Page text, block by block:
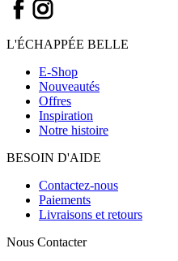
L'ÉCHAPPÉE BELLE
E-Shop
Nouveautés
Offres
Inspiration
Notre histoire
BESOIN D'AIDE
Contactez-nous
Paiements
Livraisons et retours
Nous Contacter